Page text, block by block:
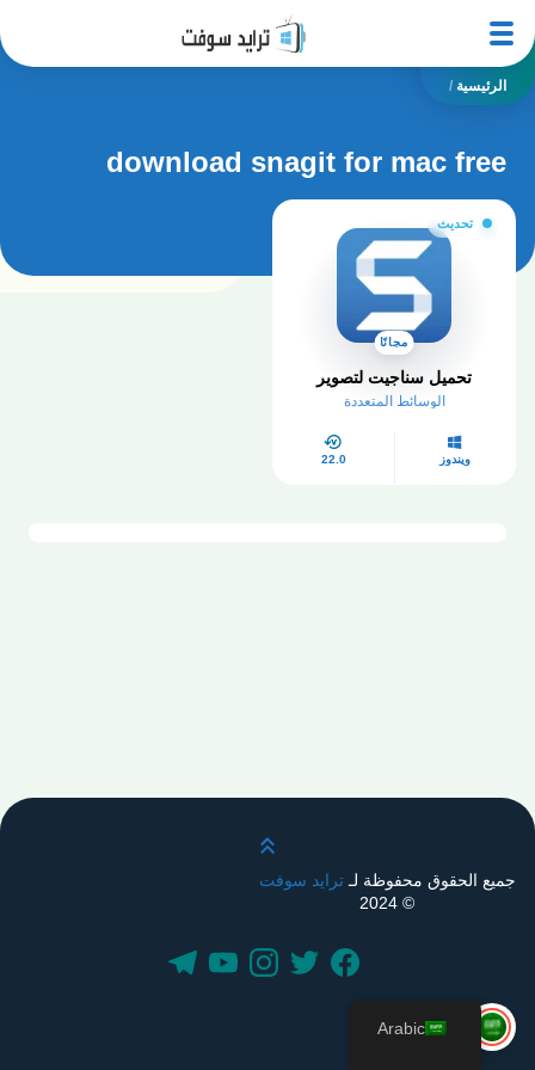
الرئيسية /
download snagit for mac free
تحديث
مجانًا
تحميل سناجيت لتصوير
الوسائط المتعددة
ويندوز 22.0
قم بالتمرير لأعلى
جميع الحقوق محفوظة لـترايد سوفت
© 2024
Arabic